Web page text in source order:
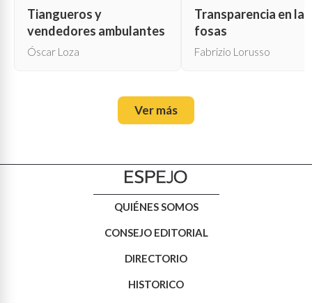
Tiangueros y
vendedores ambulantes
Óscar Loza
Transparencia en las
fosas
Fabrizio Lorusso
Ver más
QUIÉNES SOMOS
CONSEJO EDITORIAL
DIRECTORIO
HISTORICO